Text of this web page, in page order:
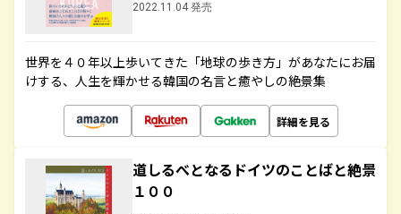
2022.11.04 発売
世界を４０年以上歩いてきた「地球の歩き方」があなたにお届
けする、人生を輝かせる韓国の名言と癒やしの絶景集
詳細を見る
道しるべとなるドイツのことばと絶景
１００